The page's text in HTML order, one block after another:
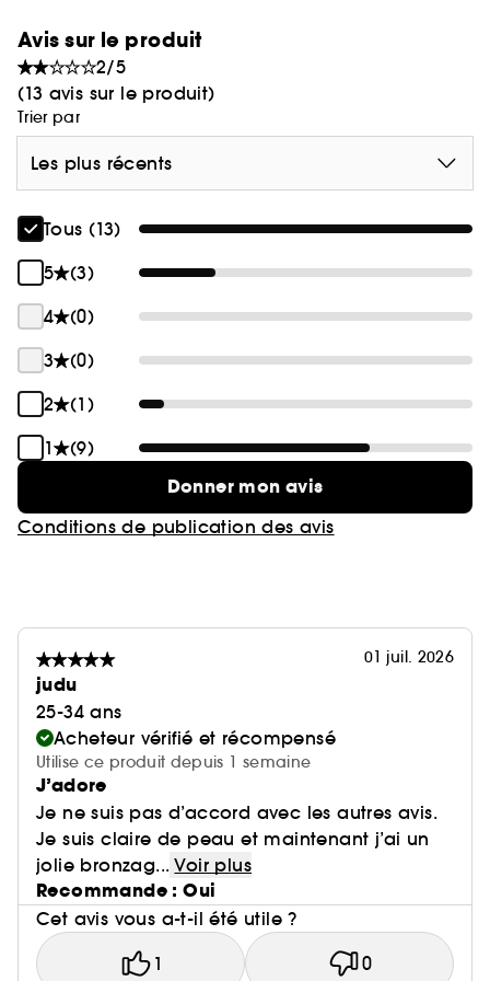
nourrissant votre peau pour un bronzage plus
durable.
Avis sur le produit
2/5
(13 avis sur le produit)
Trier par
Les plus récents
Tous (13)
5
(3)
4
(0)
3
(0)
2
(1)
1
(9)
Donner mon avis
Conditions de publication des avis
01 juil. 2026
judu
25-34 ans
Acheteur vérifié et récompensé
Utilise ce produit depuis 1 semaine
J’adore
Je ne suis pas d’accord avec les autres avis.
Je suis claire de peau et maintenant j’ai un
jolie bronzag... Voir plus
Recommande : Oui
Cet avis vous a-t-il été utile ?
1 0